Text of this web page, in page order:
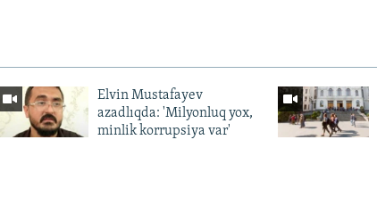
Elvin Mustafayev
azadlıqda: 'Milyonluq yox,
minlik korrupsiya var'